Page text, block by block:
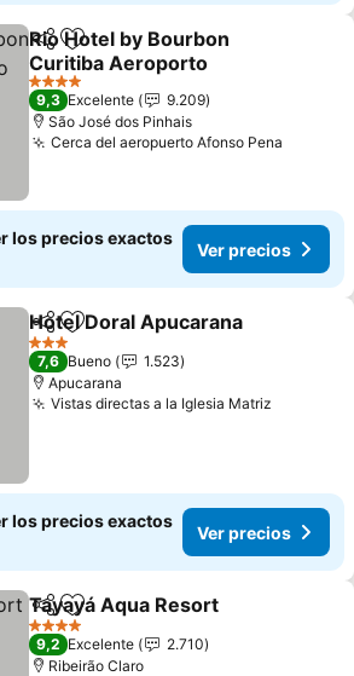
CompartirAgregar a favoritos
Rio Hotel by Bourbon
Curitiba Aeroporto
Ver precios
4 Estrellas
9,3 Excelente
9.209
São José dos Pinhais
Cerca del aeropuerto Afonso Pena
los precios exactos
Ver precios
CompartirAgregar a favoritos
Hotel Doral Apucarana
3 Estrellas
7,6 Bueno
1.523
Apucarana
Vistas directas a la Iglesia Matriz
los precios exactos
Ver precios
Compartir
Agregar a favoritos
Tayayá Aqua Resort
4 Estrellas
9,2 Excelente
2.710
Ribeirão Claro